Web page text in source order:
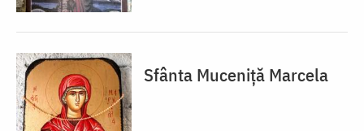
Sfânta Muceniță Marcela